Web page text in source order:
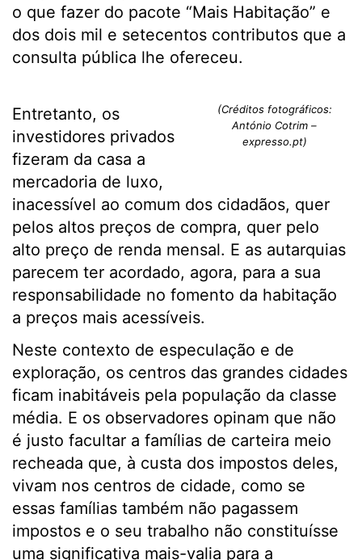
o que fazer do pacote “Mais Habitação” e
dos dois mil e setecentos contributos que a
consulta pública lhe ofereceu.
(Créditos fotográficos:
António Cotrim –
expresso.pt)
Entretanto, os
investidores privados
fizeram da casa a
mercadoria de luxo,
inacessível ao comum dos cidadãos, quer
pelos altos preços de compra, quer pelo
alto preço de renda mensal. E as autarquias
parecem ter acordado, agora, para a sua
responsabilidade no fomento da habitação
a preços mais acessíveis.
Neste contexto de especulação e de
exploração, os centros das grandes cidades
ficam inabitáveis pela população da classe
média. E os observadores opinam que não
é justo facultar a famílias de carteira meio
recheada que, à custa dos impostos deles,
vivam nos centros de cidade, como se
essas famílias também não pagassem
impostos e o seu trabalho não constituísse
uma significativa mais-valia para a